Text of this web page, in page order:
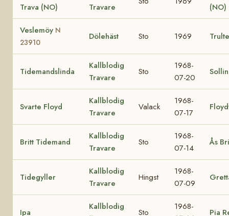
Trava (NO)
Travare
(NO)
Veslemöy N
23910
Dölehäst Sto 1969 Trulte
Tidemandslinda
Kallblodig
Travare
Sto
1968-
07-20
Svarte Floyd
Kallblodig
Travare
Valack
1968-
07-17
Britt Tidemand
Kallblodig
Travare
Sto
1968-
07-14
Ås
Tidegyller
Kallblodig
Travare
Hingst
1968-
07-09
Ipa
Kallblodig
Sto
1968-
Pia